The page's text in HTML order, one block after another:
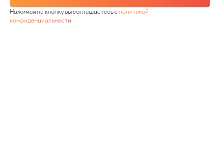
Нажимая на кнопку вы соглашаетесь сполитикой
конфиденциальности